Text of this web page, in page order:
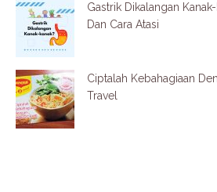
Gastrik Dikalangan
Dan Cara Atasi
Ciptalah Kebahagiaan
Travel